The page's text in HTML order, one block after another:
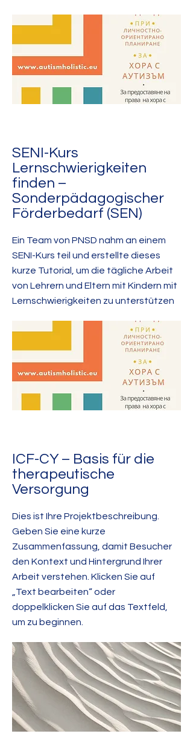
SENI-Kurs
Lernschwierigkeiten
finden –
Sonderpädagogischer
Förderbedarf (SEN)
Ein Team von PNSD nahm an einem
SENI-Kurs teil und erstellte dieses
kurze Tutorial, um die tägliche Arbeit
von Lehrern und Eltern mit Kindern mit
Lernschwierigkeiten zu unterstützen
ICF-CY – Basis für die
therapeutische
Versorgung
Dies ist Ihre Projektbeschreibung.
Geben Sie eine kurze
Zusammenfassung, damit Besucher
den Kontext und Hintergrund Ihrer
Arbeit verstehen. Klicken Sie auf
„Text bearbeiten“ oder
doppelklicken Sie auf das Textfeld,
um zu beginnen.